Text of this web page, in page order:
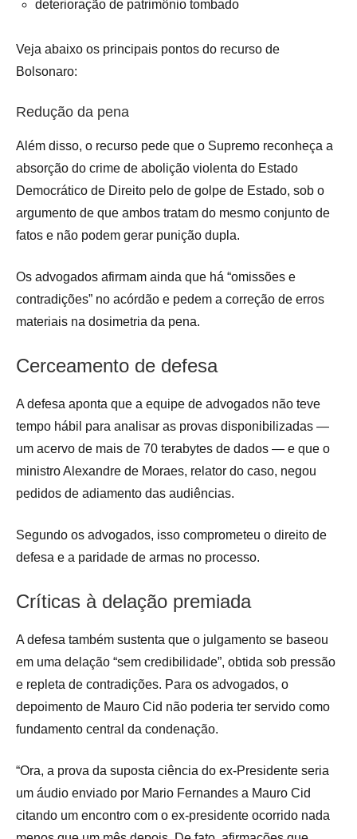
deterioração de patrimônio tombado
Veja abaixo os principais pontos do recurso de
Bolsonaro:
Redução da pena
Além disso, o recurso pede que o Supremo reconheça a
absorção do crime de abolição violenta do Estado
Democrático de Direito pelo de golpe de Estado, sob o
argumento de que ambos tratam do mesmo conjunto de
fatos e não podem gerar punição dupla.
Os advogados afirmam ainda que há “omissões e
contradições” no acórdão e pedem a correção de erros
materiais na dosimetria da pena.
Cerceamento de defesa
A defesa aponta que a equipe de advogados não teve
tempo hábil para analisar as provas disponibilizadas —
um acervo de mais de 70 terabytes de dados — e que o
ministro Alexandre de Moraes, relator do caso, negou
pedidos de adiamento das audiências.
Segundo os advogados, isso comprometeu o direito de
defesa e a paridade de armas no processo.
Críticas à delação premiada
A defesa também sustenta que o julgamento se baseou
em uma delação “sem credibilidade”, obtida sob pressão
e repleta de contradições. Para os advogados, o
depoimento de Mauro Cid não poderia ter servido como
fundamento central da condenação.
“Ora, a prova da suposta ciência do ex-Presidente seria
um áudio enviado por Mario Fernandes a Mauro Cid
citando um encontro com o ex-presidente ocorrido nada